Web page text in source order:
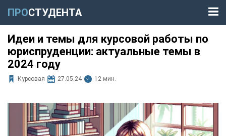
ПРОСТУДЕНТА
Идеи и темы для курсовой работы по
юриспруденции: актуальные темы в
2024 году
Курсовая 27.05.24 12 мин.